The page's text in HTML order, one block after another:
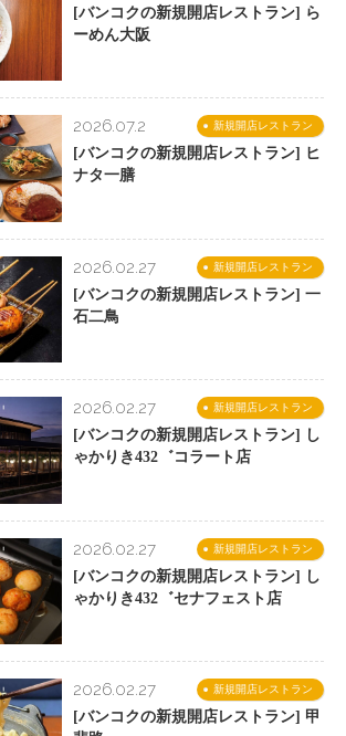
[バンコクの新規開店レストラン] ら
ーめん大阪
新規開店レストラン
2026.07.2
[バンコクの新規開店レストラン] ヒ
ナタ一膳
新規開店レストラン
2026.02.27
[バンコクの新規開店レストラン] 一
石二鳥
新規開店レストラン
2026.02.27
[バンコクの新規開店レストラン] し
ゃかりき432゛コラート店
新規開店レストラン
2026.02.27
[バンコクの新規開店レストラン] し
ゃかりき432゛セナフェスト店
新規開店レストラン
2026.02.27
[バンコクの新規開店レストラン] 甲